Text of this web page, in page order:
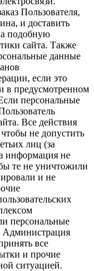
Пользователя,
и доставить
подобную
сайта. Также
данные
если это
в предусмотренном
персональные
Все действия
не допустить
лиц (за
информация не
те не уничтожили
и не
персональные
Администрация
все
и прочие
ситуацией.